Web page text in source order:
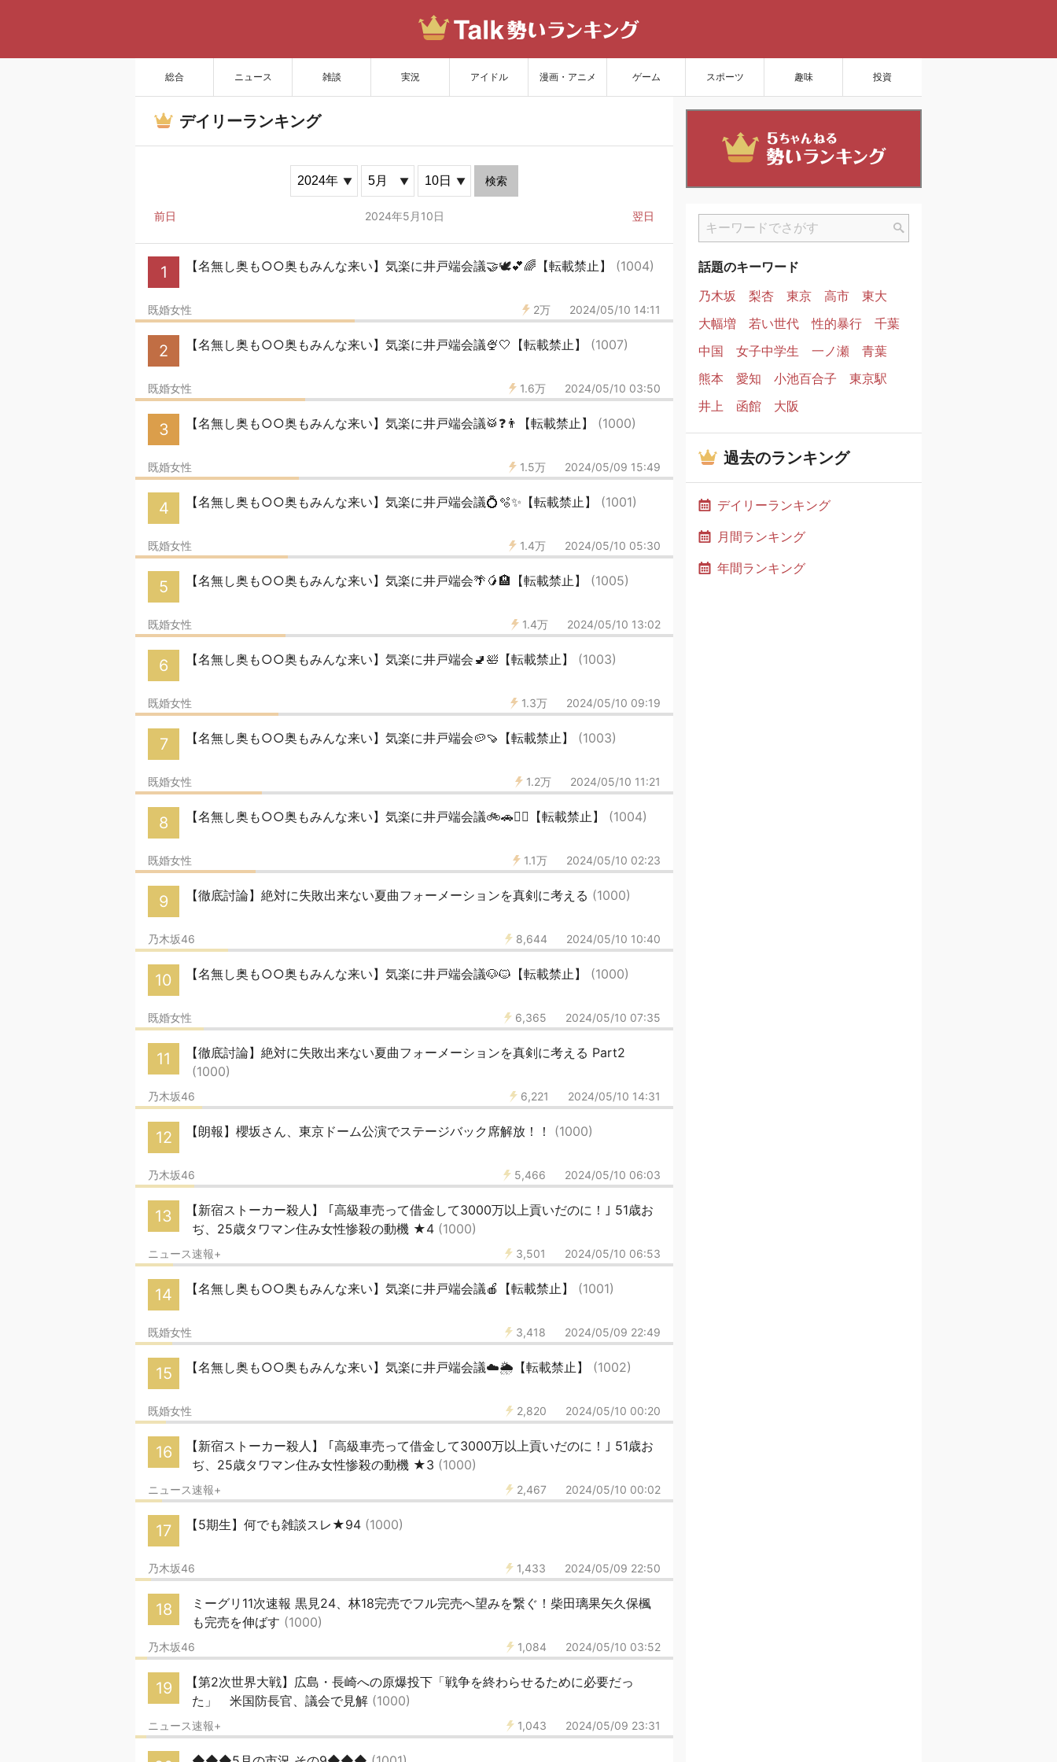
総合 ニュース 雑談 実況 アイドル 漫画・アニメ ゲーム スポーツ 趣味 投資
サイトを更新
デイリーランキング
検索
前日 2024年5月10日 翌日
1 【名無し奥も○○奥もみんな来い】気楽に井戸端会議🤝🕊💕🌈【転載禁止】 (1004)
2万 2024/05/10 14:11
既婚女性
2 【名無し奥も○○奥もみんな来い】気楽に井戸端会議🍨🤍【転載禁止】 (1007)
1.6万 2024/05/10 03:50
既婚女性
3 【名無し奥も○○奥もみんな来い】気楽に井戸端会議🥁❓👨【転載禁止】 (1000)
1.5万 2024/05/09 15:49
既婚女性
4 【名無し奥も○○奥もみんな来い】気楽に井戸端会議💍🫧✨【転載禁止】 (1001)
1.4万 2024/05/10 05:30
既婚女性
5 【名無し奥も○○奥もみんな来い】気楽に井戸端会🌴🥭🏨【転載禁止】 (1005)
1.4万 2024/05/10 13:02
既婚女性
6 【名無し奥も○○奥もみんな来い】気楽に井戸端会🚽🛀【転載禁止】 (1003)
1.3万 2024/05/10 09:19
既婚女性
7 【名無し奥も○○奥もみんな来い】気楽に井戸端会🥔🍠【転載禁止】 (1003)
1.2万 2024/05/10 11:21
既婚女性
8 【名無し奥も○○奥もみんな来い】気楽に井戸端会議🚲🚗🤸‍♀【転載禁止】 (1004)
1.1万 2024/05/10 02:23
既婚女性
9 【徹底討論】絶対に失敗出来ない夏曲フォーメーションを真剣に考える (1000)
8,644 2024/05/10 10:40
乃木坂46
10 【名無し奥も○○奥もみんな来い】気楽に井戸端会議🐶🐱【転載禁止】 (1000)
6,365 2024/05/10 07:35
既婚女性
11
【徹底討論】絶対に失敗出来ない夏曲フォーメーションを真剣に考える Part2
(1000)
6,221 2024/05/10 14:31
乃木坂46
12 【朗報】櫻坂さん、東京ドーム公演でステージバック席解放！！ (1000)
5,466 2024/05/10 06:03
乃木坂46
13
【新宿ストーカー殺人】 ｢高級車売って借金して3000万以上貢いだのに！｣ 51歳お
ぢ、25歳タワマン住み女性惨殺の動機 ★4 (1000)
3,501 2024/05/10 06:53
ニュース速報+
14 【名無し奥も○○奥もみんな来い】気楽に井戸端会議🍎【転載禁止】 (1001)
3,418 2024/05/09 22:49
既婚女性
15 【名無し奥も○○奥もみんな来い】気楽に井戸端会議☁️🌦️【転載禁止】 (1002)
2,820 2024/05/10 00:20
既婚女性
16
【新宿ストーカー殺人】 ｢高級車売って借金して3000万以上貢いだのに！｣ 51歳お
ぢ、25歳タワマン住み女性惨殺の動機 ★3 (1000)
2,467 2024/05/10 00:02
ニュース速報+
17 【5期生】何でも雑談スレ★94 (1000)
1,433 2024/05/09 22:50
乃木坂46
18
ミーグリ11次速報 黒見24、林18完売でフル完売へ望みを繋ぐ！柴田璃果矢久保楓
も完売を伸ばす (1000)
1,084 2024/05/10 03:52
乃木坂46
19
【第2次世界大戦】広島・長崎への原爆投下「戦争を終わらせるために必要だっ
た」 米国防長官、議会で見解 (1000)
1,043 2024/05/09 23:31
ニュース速報+
話題のキーワード
乃木坂
梨杏 東京 高市
東大
大幅増
若い世代 性的暴行
千葉
中国
女子中学生 一ノ瀬
青葉
熊本
愛知 小池百合子
東京駅
井上
函館 大阪
過去のランキング
デイリーランキング
月間ランキング
年間ランキング